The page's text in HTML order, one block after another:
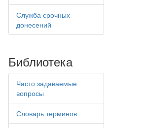
Служба срочных
донесений
Библиотека
Часто задаваемые
вопросы
Словарь терминов